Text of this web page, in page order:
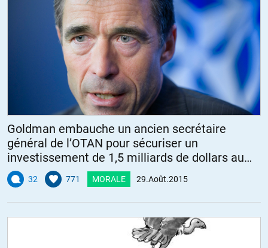
Goldman embauche un ancien secrétaire
général de l’OTAN pour sécuriser un
investissement de 1,5 milliards de dollars au
Danemark
32 771 MORALE 29.Août.2015